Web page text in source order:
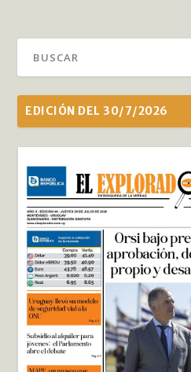
EDICIÓN DEL 30/7/2026